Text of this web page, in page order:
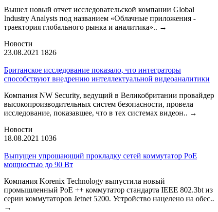
Вышел новый отчет исследовательской компании Global
Industry Analysts под названием «Облачные приложения -
траектория глобального рынка и аналитика».. →
Новости
23.08.2021 1826
Британское исследование показало, что интеграторы
способствуют внедрению интеллектуальной видеоаналитики
Компания NW Security, ведущий в Великобритании провайдер
высокопроизводительных систем безопасности, провела
исследование, показавшее, что в тех системах видеон.. →
Новости
18.08.2021 1036
Выпущен упрощающий прокладку сетей коммутатор PoE
мощностью до 90 Вт
Компания Korenix Technology выпустила новый
промышленный PoE ++ коммутатор стандарта IEEE 802.3bt из
серии коммутаторов Jetnet 5200. Устройство нацелено на обес..
→